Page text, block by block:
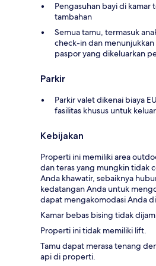
Pengasuhan bayi di kamar
tambahan
Semua tamu, termasuk
check-in dan
paspor yang dikeluarkan
Parkir
Parkir valet dikenai biaya
fasilitas khusus untuk
Kebijakan
Properti ini memiliki area
dan teras yang mungkin tidak
Anda khawatir, sebaiknya
kedatangan Anda untuk
dapat mengakomodasi Anda
Kamar bebas bising tidak
Properti ini tidak memiliki lift.
Tamu dapat merasa tenang
api di properti.